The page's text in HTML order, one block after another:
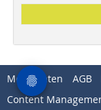
Mediadaten AGB
Content